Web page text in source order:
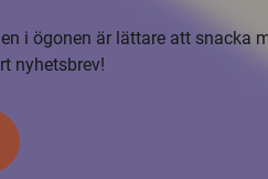
i ögonen är lättare att snacka
nyhetsbrev!